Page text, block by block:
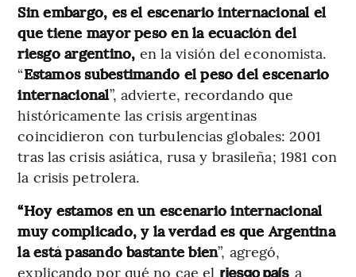
Sin embargo, es el escenario internacional el
que tiene mayor peso en la ecuación del
riesgo argentino, en la visión del economista.
“Estamos subestimando el peso del escenario
internacional”, advierte, recordando que
históricamente las crisis argentinas
coincidieron con turbulencias globales: 2001
tras las crisis asiática, rusa y brasileña; 1981 con
la crisis petrolera.
“Hoy estamos en un escenario internacional
muy complicado, y la verdad es que Argentina
la está pasando bastante bien”, agregó,
explicando por qué no cae el riesgo país a